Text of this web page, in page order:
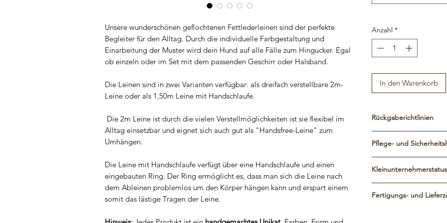
Unsere wunderschönen geflochtenen Fettlederleinen sind der perfekte
Begleiter für den Alltag. Durch die individuelle Farbgestaltung und
Einarbeitung der Muster wird dein Hund auf alle Fälle zum Hingucker. Egal
ob einzeln oder im Set mit dem passenden Geschirr oder Halsband.
Die Leinen sind in zwei Varianten verfügbar: als dreifach verstellbare 2m-
Leine oder als 1,50m Leine mit Handschlaufe.
Die 2m Leine ist durch die vielen Verstellmöglichkeiten ist sie flexibel im
Alltag einsetzbar und eignet sich auch gut als "Handsfree-Leine" zum
Umhängen.
Die Leine mit Handschlaufe verfügt über eine Handschlaufe und einen
eingebauten Ring. Der Ring ermöglicht es, dass man sich die Leine nach
dem Ableinen problemlos um den Körper hängen kann und erspart einem
somit das lästige Tragen der Leine.
Anzahl *
In den Warenkorb
Rückgaberichtlinien
und Angaben gefertigt,
Einzelstück und vom
Produkt wird per Hand
Reklamationsgrund ist.
Pflege- und
dass das Produkt
Mir ist Sicherheit
Schönheit, somit
Kleinunternehmerstatus
gem. § 19 UStG nicht
Fertigungs- und